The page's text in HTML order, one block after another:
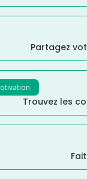
Partagez
Trouvez les